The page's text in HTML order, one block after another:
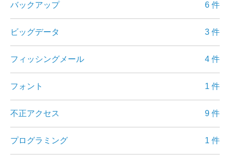
バックアップ 6 件
ビッグデータ 3 件
フィッシングメール 4 件
フォント 1 件
不正アクセス 9 件
プログラミング 1 件